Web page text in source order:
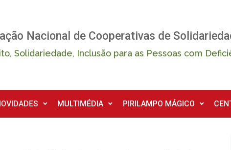
Nacional de Cooperativas de
Solidariedade, Inclusão para as Pessoas com
MULTIMÉDIA PIRILAMPO MÁGICO